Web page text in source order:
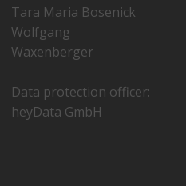
Tara Maria Bosenick
Wolfgang
Waxenberger
Data protection officer:
heyData GmbH